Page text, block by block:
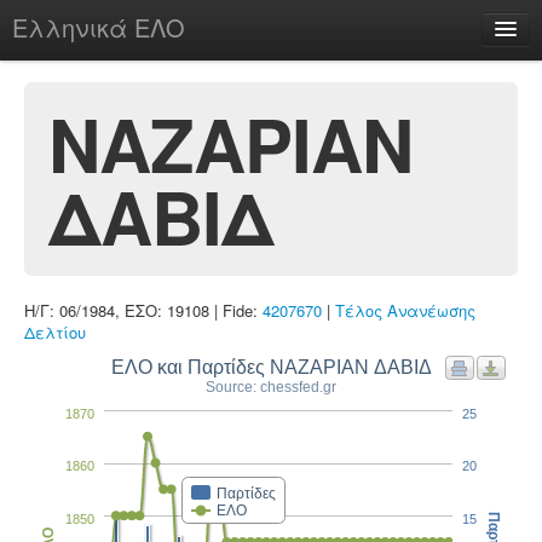
Ελληνικά ΕΛΟ
chesstu.be @ discord
Login
ΝΑΖΑΡΙΑΝ
ΔΑΒΙΔ
Η/Γ: 06/1984, ΕΣΟ: 19108 | Fide: 4207670 | Τέλος Ανανέωσης
Δελτίου
ΕΛΟ και Παρτίδες ΝΑΖΑΡΙΑΝ ΔΑΒΙΔ
Source: chessfed.gr
Παρτίδες
ΕΛΟ
1850
1860
1870
15
20
25